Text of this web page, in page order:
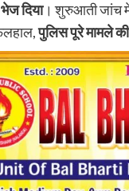
दिया। शुरुआती जांच
पुलिस पूरे मामले